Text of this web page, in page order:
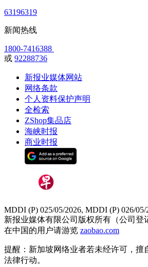
63196319
新闻热线
1800-7416388
或 92288736
新报业媒体网站
网络条款
个人资料保护声明
全检索
ZShop集品店
海峡时报
商业时报
MDDI (P) 025/05/2026, MDDI (P) 026/05/
新报业媒体有限公司版权所有（公司登
在中国的用户请游览 zaobao.com
提醒：新加坡网络业者若未经许可，擅
法律行动。